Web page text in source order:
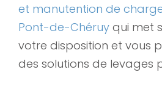
et manutention de
Pont-de-Chéruy qui met
votre disposition et vous
des solutions de levages